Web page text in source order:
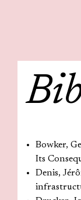
Bowker,
Its
Denis,